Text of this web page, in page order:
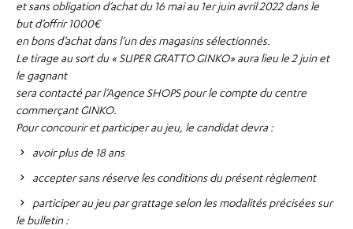
et sans obligation d’achat du 16 mai au 1er juin avril 2022 dans le
but d’offrir 1000€
en bons d’achat dans l’un des magasins sélectionnés.
Le tirage au sort du « SUPER GRATTO GINKO» aura lieu le 2 juin et
le gagnant
sera contacté par l’Agence SHOPS pour le compte du centre
commerçant GINKO.
Pour concourir et participer au jeu, le candidat devra :
avoir plus de 18 ans
accepter sans réserve les conditions du présent règlement
participer au jeu par grattage selon les modalités précisées sur
le bulletin :